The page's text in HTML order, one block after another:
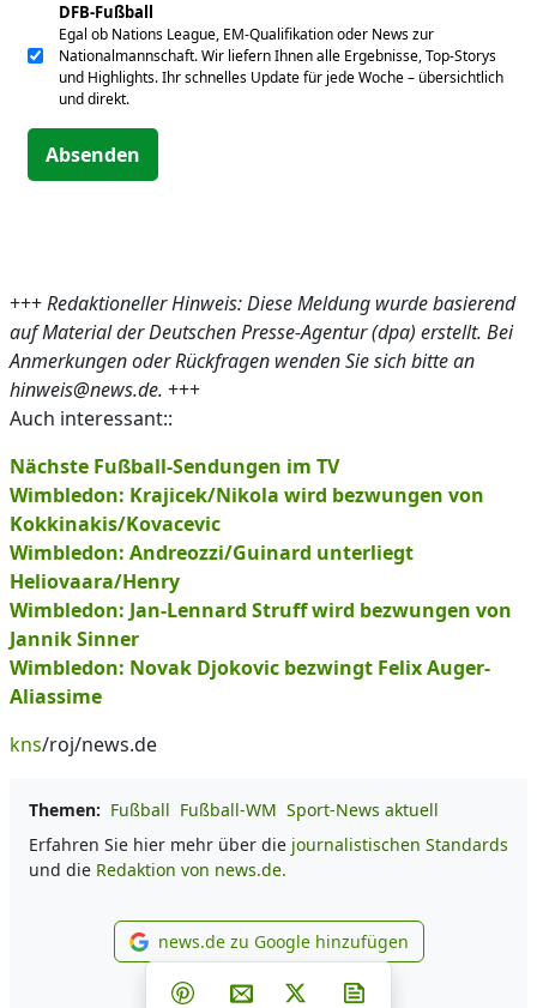
DFB-Fußball
Egal ob Nations League, EM-Qualifikation oder News zur
Nationalmannschaft. Wir liefern Ihnen alle Ergebnisse, Top-Storys
und Highlights. Ihr schnelles Update für jede Woche – übersichtlich
und direkt.
Absenden
+++Redaktioneller Hinweis: Diese Meldung wurde basierend
auf Material der Deutschen Presse-Agentur (dpa) erstellt. Bei
Anmerkungen oder Rückfragen wenden Sie sich bitte an
hinweis@news.de. +++
Auch interessant::
Nächste Fußball-Sendungen im TV
Wimbledon: Krajicek/Nikola wird bezwungen von
Kokkinakis/Kovacevic
Wimbledon: Andreozzi/Guinard unterliegt
Heliovaara/Henry
Wimbledon: Jan-Lennard Struff wird bezwungen von
Jannik Sinner
Wimbledon: Novak Djokovic bezwingt Felix Auger-
Aliassime
kns/roj/news.de
Themen: Fußball Fußball-WM Sport-News aktuell
Erfahren Sie hier mehr über die journalistischen Standards
und die Redaktion von news.de.
news.de zu Google
news.de zu Google hinzufügen
Teilen auf Facebook
Teilen auf Whatsapp
Teilen auf Telegram
Teilen auf Pinterest
Per E-Mail teilen
Post auf X